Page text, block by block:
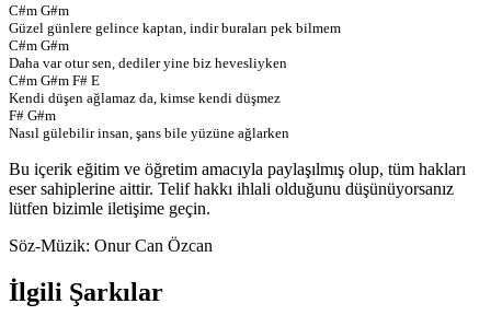
C#m G#m
Güzel günlere gelince kaptan, indir buraları pek bilmem
C#m G#m
Daha var otur sen, dediler yine biz hevesliyken
C#m G#m F# E
Kendi düşen ağlamaz da, kimse kendi düşmez
F# G#m
Nasıl gülebilir insan, şans bile yüzüne ağlarken
Bu içerik eğitim ve öğretim amacıyla paylaşılmış olup, tüm hakları
eser sahiplerine aittir. Telif hakkı ihlali olduğunu düşünüyorsanız
lütfen bizimle iletişime geçin.
Söz-Müzik: Onur Can Özcan
İlgili Şarkılar